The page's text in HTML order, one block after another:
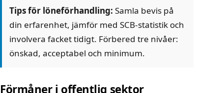
Tips för löneförhandling: Samla bevis på
din erfarenhet, jämför med SCB-statistik och
involvera facket tidigt. Förbered tre nivåer:
önskad, acceptabel och minimum.
Förmåner i offentlig sektor